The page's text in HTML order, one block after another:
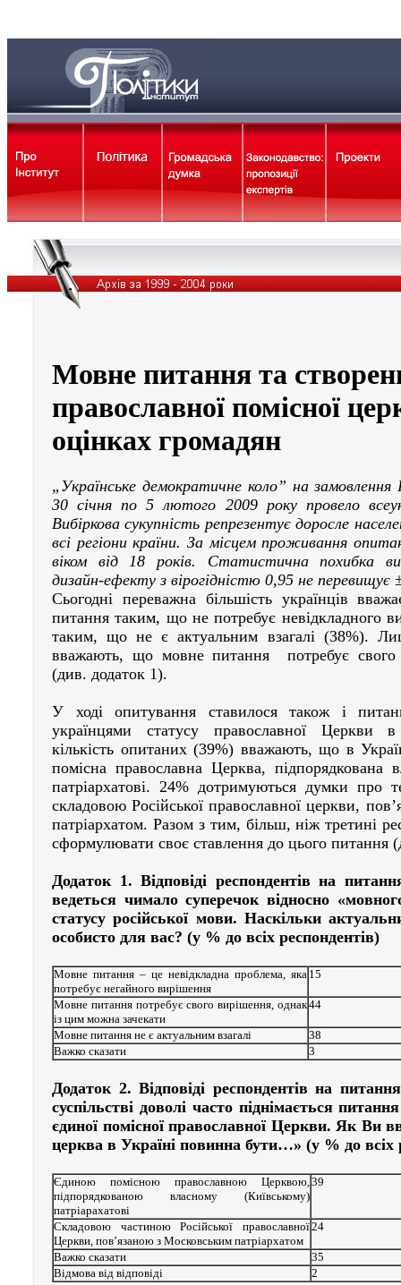
Мовне питання та
православної помісної
оцінках громадян
„Українське демократичне коло” на
30 січня по 5 лютого 2009року провело
Вибіркова сукупність репрезентує доросле
всі регіони країни. За місцем проживання
віком від 18 років. Статистична похибка
дизайн-ефекту з вірогідністю 0,95 не перевищує
Сьогодні переважна більшість українців
питання таким, що не потребує невідкладного
таким, що не є актуальним взагалі (38%).
вважають, що мовне питання потребує свого
(див. додаток 1).
У ході опитування ставилося також і
українцями статусу православної Церкви
кількість опитаних (39%) вважають, що в
помісна православна Церква, підпорядкована
патріархатові. 24% дотримуються думки
складовою Російської православної церкви,
патріархатом. Разом з тим, більш, ніж третині
сформулювати своє ставлення до цього питання
Додаток 1. Відповіді респондентів на
ведеться чимало суперечок відносно
статусу російської мови. Наскільки
особисто для вас? (у % до всіх респондентів)
Мовне питання – це невідкладна проблема, яка
потребує негайного вирішення
15
Мовне питання потребує свого вирішення, однак
із цим можна зачекати
44
Мовне питання не є актуальним взагалі
38
Важко сказати
3
Додаток 2. Відповіді респондентів на
суспільстві доволі часто піднімається
єдиної помісної православної Церкви. Як Ви
церква в Україні повинна бути…» (у % до всіх
Єдиною помісною православною Церквою,
підпорядкованою власному (Київському)
патріарахатові
39
Складовою частиною Російської православної
Церкви, пов’язаною з Московським патріархатом
24
Важко сказати
35
Відмова від відповіді
2